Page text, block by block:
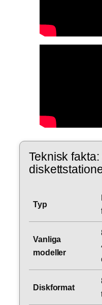
Teknisk
Typ
Vanliga
modeller
Diskformat